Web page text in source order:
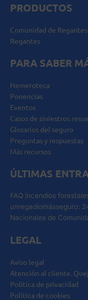
PRODUCTOS
Comunidad de Regantes
Regantes
PARA SABER
Hemeroteca
Ponencias
Eventos
Casos de siniestros
Glosarios del seguro
Preguntas y respuestas
Más recursos
ÚLTIMAS
FAQ incendios
unregadíomásseguro:
Nacionales de
LEGAL
Aviso legal
Atención al cliente.
Política de privacidad
Política de cookies